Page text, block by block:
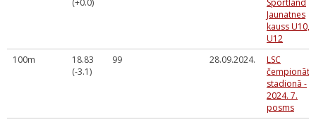
(+0.0)
Sportland
Jaunatnes
kauss U10,
U12
100m
18.83
(-3.1)
99 28.09.2024.
LSC
čempionāts
stadionā -
2024. 7.
posms